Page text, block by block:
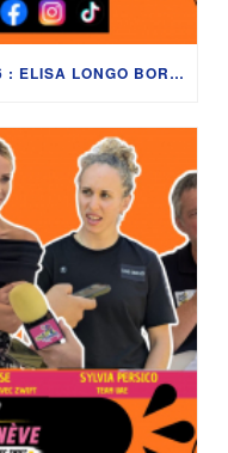
TOUR DE FRANCE FEMMES 2026 : ELISA LONGO BORGHINI, ÉVITA MUZIC, JULIE BEGO, ALICIA GONZÁLEZ ET LES SECRETS DU LAC LÉMAN AVEC DÉDÉ